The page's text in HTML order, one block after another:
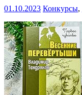
01.10.2023 Конкурсы,